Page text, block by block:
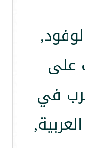
على
في